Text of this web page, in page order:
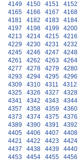
4149
4150 4151 4152
4165
4166 4167 4168
4181
4182 4183 4184
4197
4198 4199 4200
4213
4214 4215 4216
4229
4230 4231 4232
4245
4246 4247 4248
4261
4262 4263 4264
4277
4278 4279 4280
4293
4294 4295 4296
4309
4310 4311 4312
4325
4326 4327 4328
4341
4342 4343 4344
4357
4358 4359 4360
4373
4374 4375 4376
4389
4390 4391 4392
4405
4406 4407 4408
4421
4422 4423 4424
4437
4438 4439 4440
4453
4454 4455 4456